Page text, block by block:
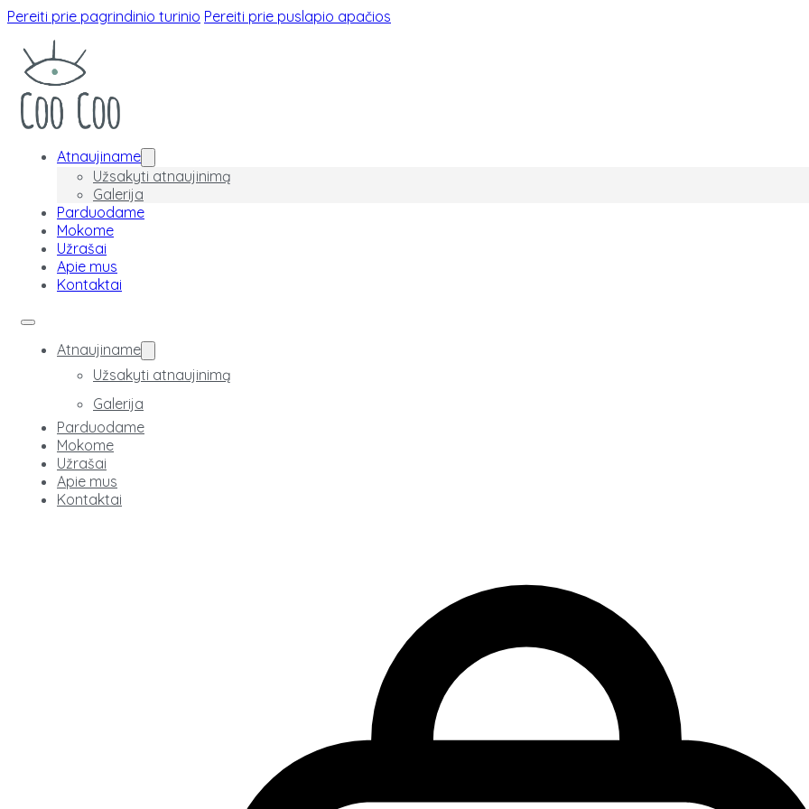
Pereiti prie pagrindinio turinio Pereiti prie puslapio apačios
Atnaujiname
Užsakyti atnaujinimą
Galerija
Parduodame
Mokome
Užrašai
Apie mus
Kontaktai
Atnaujiname
Užsakyti atnaujinimą
Galerija
Parduodame
Mokome
Užrašai
Apie mus
Kontaktai